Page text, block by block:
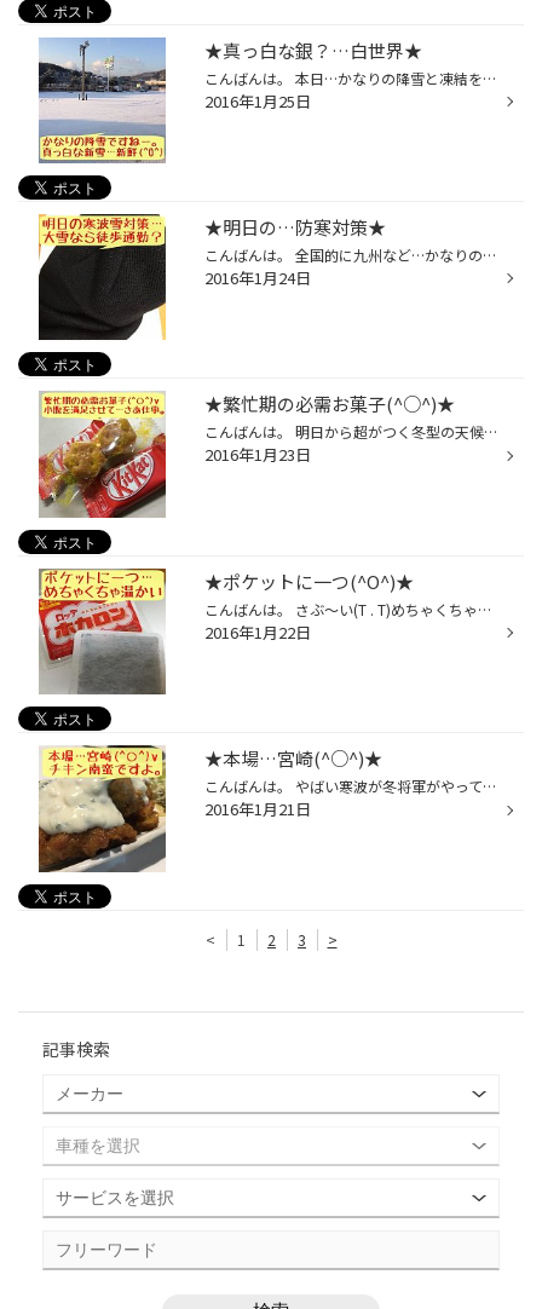
★真っ白な銀？…白世界★
こんばんは。 本日…かなりの降雪と凍結を期待？予想して 朝の5時頃起きて…恐る恐るカーテンオープン。 あれ…何も降ってない？寝ぼけてるのかな⁇ 目をこすって…2度見？3度見。降ってない。。 降雪凍結に備えて…徒歩通勤も覚悟してたので …思わず肩透かしを食らった感じでしたよ。 でも実際…暴風降雪...
2016年1月25日
★明日の…防寒対策★
こんばんは。 全国的に九州など…かなりの降雪でしたね。。。 本日夜岩国も冷え込み…明日の朝がやっぱり心配。 降雪凍結なら…通勤路の188号線が大渋滞するので 最悪途中からでも…徒歩通勤(T . T)しなければですね。 という事で…寒波雪を想定して防寒対策…徒歩覚悟の ニット帽とネックウォーマーを緊...
2016年1月24日
★繁忙期の必需お菓子(^○^)★
こんばんは。 明日から超がつく冬型の天候に変化するようですね(T_T) 速報やニュース見てると…外出は控えたほうが良いかな。 私は仕事なので…早めに起きて最悪徒歩で出社かな(T_T) 繁忙期の忙しい時の…お昼が食べれない時の必需お菓子。 写真のキットカット君とパイの実さんは私のお友達(^○^) 子供...
2016年1月23日
★ポケットに一つ(^O^)★
こんばんは。 さぶ〜い(T . T)めちゃくちゃ寒ーい…ここ最近。 超冬型の天候…今までの暖かさが嘘のようです。 ◯ートテックなど…薄手の温かい肌着着用(^O^) が…やっぱり屋外での作業はぶるぶる寒い(T . T) そんな時…たまたまコンビニで目に入って来た赤袋。 学生の時以来…◯◯年も購入使用したことない...
2016年1月22日
★本場…宮崎(^○^)★
こんばんは。 やばい寒波が冬将軍がやって来そうですよ(T_T) 今週末から月曜日にかけて西日本大荒れ模様。。 天気予報やニュースでは…○○年ぶり最大級とか。 愛車の冬支度して…出来れば自宅待機が無難ですね。 さて…水曜日福岡へ会議に行った時の昼ご飯(^○^) 広島祇園店の店長さんオススメの店舗へト...
2016年1月21日
< 1 2 3 >
記事検索